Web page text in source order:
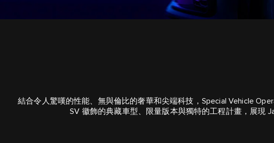
結合令人驚嘆的性能、無與倫比的奢華和尖端科技，Special Vehicle
SV 徽飾的典藏車型、限量版本與獨特的工程計畫，展現